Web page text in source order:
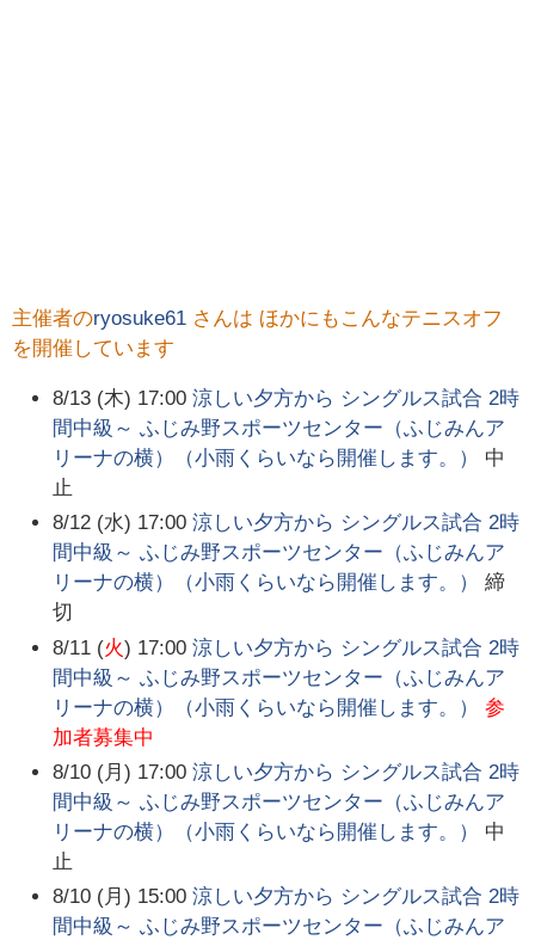
主催者のryosuke61 さんは ほかにもこんなテニスオフ
を開催しています
8/13 (木) 17:00 涼しい夕方から シングルス試合 2時
間中級～ ふじみ野スポーツセンター（ふじみんア
リーナの横）（小雨くらいなら開催します。）
中
止
8/12 (水) 17:00 涼しい夕方から シングルス試合 2時
間中級～ ふじみ野スポーツセンター（ふじみんア
リーナの横）（小雨くらいなら開催します。）
締
切
8/11 (火) 17:00 涼しい夕方から シングルス試合 2時
間中級～ ふじみ野スポーツセンター（ふじみんア
リーナの横）（小雨くらいなら開催します。）
参
加者募集中
8/10 (月) 17:00 涼しい夕方から シングルス試合 2時
間中級～ ふじみ野スポーツセンター（ふじみんア
リーナの横）（小雨くらいなら開催します。）
中
止
8/10 (月) 15:00 涼しい夕方から シングルス試合 2時
間中級～ ふじみ野スポーツセンター（ふじみんア